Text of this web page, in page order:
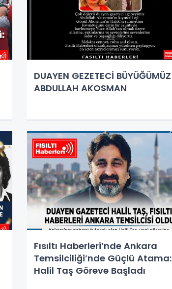
DUAYEN GEZETECİ BÜYÜĞÜMÜZ
ABDULLAH AKOSMAN
Fısıltı Haberleri’nde Ankara
Temsilciliği’nde Güçlü Atama:
Halil Taş Göreve Başladı